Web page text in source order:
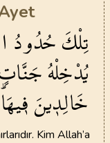
تِلْكَحُدُودُ
يُدْخِلْهُ
خَالِد۪ينَف۪يهَاۜ
Kim Allah’a